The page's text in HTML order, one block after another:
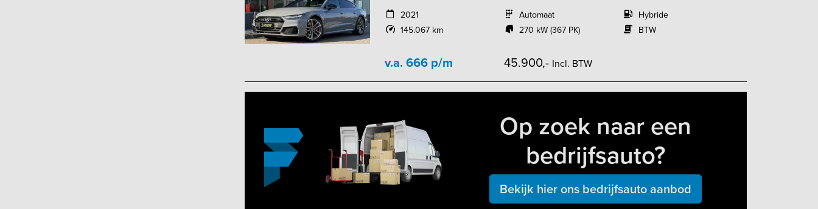
2021
145.067 km
Automaat
270 kW (367 PK)
Hybride
BTW
v.a. 666 p/m 45.900,- Incl. BTW
Op zoek naar een
bedrijfsauto?
Bekijk hier ons bedrijfsauto aanbod